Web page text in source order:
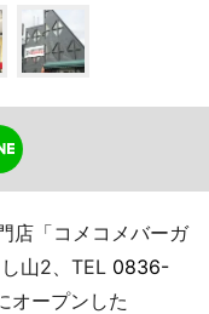
店「コメコメバーガ
山2、TEL 0836-
オープンした